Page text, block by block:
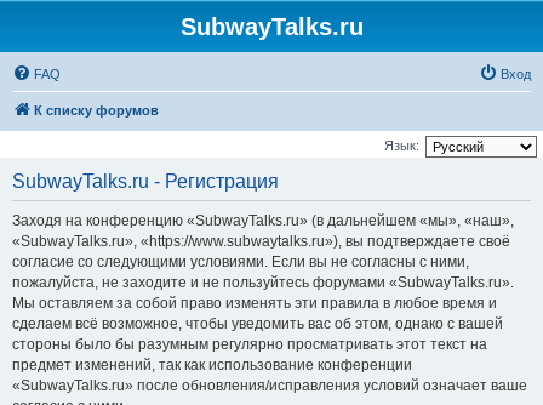
SubwayTalks.ru
FAQ Вход
К списку форумов
Язык:
SubwayTalks.ru - Регистрация
Заходя на конференцию «SubwayTalks.ru» (в дальнейшем «мы», «наш»,
«SubwayTalks.ru», «https://www.subwaytalks.ru»), вы подтверждаете своё
согласие со следующими условиями. Если вы не согласны с ними,
пожалуйста, не заходите и не пользуйтесь форумами «SubwayTalks.ru».
Мы оставляем за собой право изменять эти правила в любое время и
сделаем всё возможное, чтобы уведомить вас об этом, однако с вашей
стороны было бы разумным регулярно просматривать этот текст на
предмет изменений, так как использование конференции
«SubwayTalks.ru» после обновления/исправления условий означает ваше